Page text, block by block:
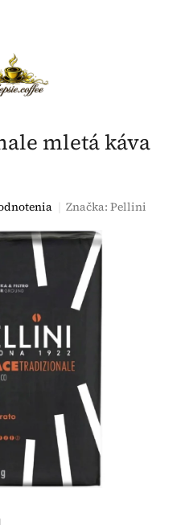
mletá káva
Značka:Pellini